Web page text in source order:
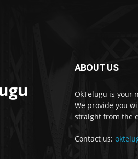
ABOUT US
OkTelugu is your
We provide you
straight from the
Contact us: